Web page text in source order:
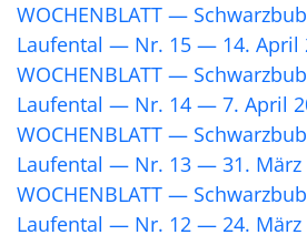
WOCHENBLATT —
Laufental — Nr. 15 — 14. April
WOCHENBLATT —
Laufental — Nr. 14 — 7. April
WOCHENBLATT —
Laufental — Nr. 13 — 31. März
WOCHENBLATT —
Laufental — Nr. 12 — 24. März